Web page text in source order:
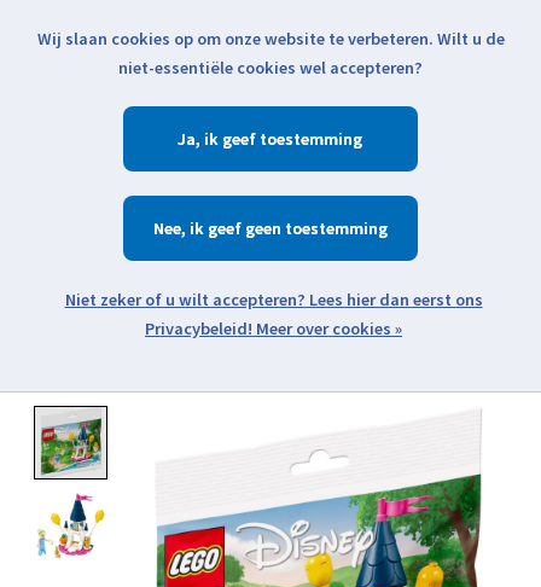
Klik voor actuele verzendinformatie...
Verlanglijst
Zoeken
Open webshop menu
Wij slaan cookies op om onze website te verbeteren. Wilt u de
niet-essentiële cookies wel accepteren?
Ja
Nee
Meer over cookies »